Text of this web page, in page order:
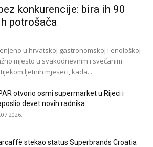
konkurencije: bira ih 90
potrošača
u hrvatskoj gastronomskoj i enološkoj
mjesto u svakodnevnim i svečanim
ljetnih mjeseci, kada...
otvorio osmi supermarket u Rijeci i
devet novih radnika
stekao status Superbrands Croatia